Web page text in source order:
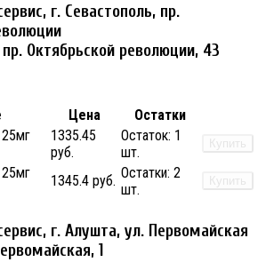
г. Севастополь, пр.
пр. Октябрьской революции, 43
Цена
Остатки
1335.45
руб.
Остаток: 1
шт.
Купить
1345.4 руб. Остатки: 2
шт.
Купить
г. Алушта, ул. Первомайская
1